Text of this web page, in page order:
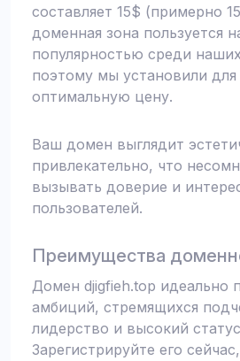
составляет 15$ (примерно
доменная зона пользуется
популярностью среди
поэтому мы установили для
оптимальную цену.
Ваш домен выглядит
привлекательно, что
вызывать доверие и
пользователей.
Преимущества
Домен djigfieh.top идеально
амбиций, стремящихся
лидерство и высокий
Зарегистрируйте его